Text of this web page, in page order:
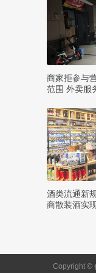
商家拒参与
范围 外卖服
酒类流通新
商散装酒实
Copyright ©